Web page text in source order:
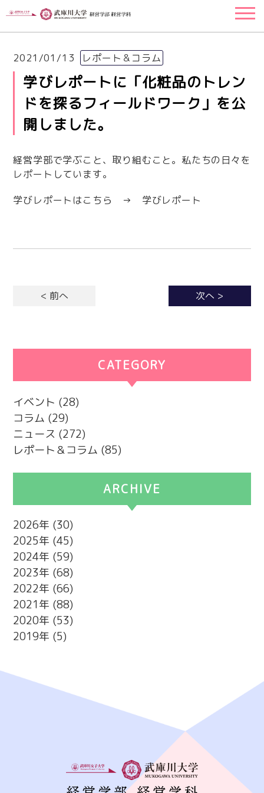
2021/01/13 レポート＆コラム
学びレポートに「化粧品のトレン
ドを探るフィールドワーク」を公
開しました。
経営学部で学ぶこと、取り組むこと。私たちの日々を
レポートしています。
学びレポートはこちら → 学びレポート
< 前へ 次へ >
CATEGORY
イベント (28)
コラム (29)
ニュース (272)
レポート＆コラム (85)
ARCHIVE
2026
(30)
2025
(45)
2024
(59)
2023
(68)
2022
(66)
2021
(88)
2020
(53)
2019
(5)